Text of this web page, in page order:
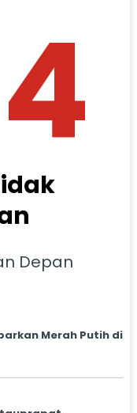
Depan
Merah Putih di